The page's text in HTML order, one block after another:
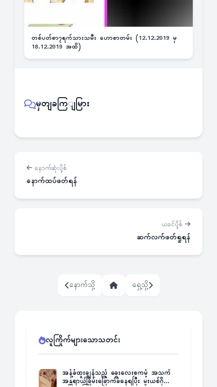
တစ်ပတ်စာ၇ရက်သားသမီး ဟောစာတမ်း (12.12.2019 မှ
18.12.2019 အထိ)
မှတျခကြျမြား
နောက်ဆုံးပို့စ်
နောက်ထပ်ဖတ်ရန်
ယခင်ပို့စ်
ဆက်လက်ဖတ်ရှုရန်
နောက်သို့ ရှေ့သို့
လူကြိုက်များသောသတင်း
အနံ့ခံထူးချွန်သည့် ခွေးလေးစကမ့် အသက်
အန္တရာယ်ခြိမ်းခြောက်ခံနေရပြီး မူးယစ်ဂိုဏ်း